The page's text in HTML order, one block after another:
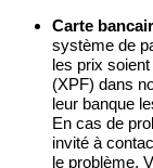
Carte
système de
les prix
(XPF) dans
leur banque
En cas de
invité à
le problème.